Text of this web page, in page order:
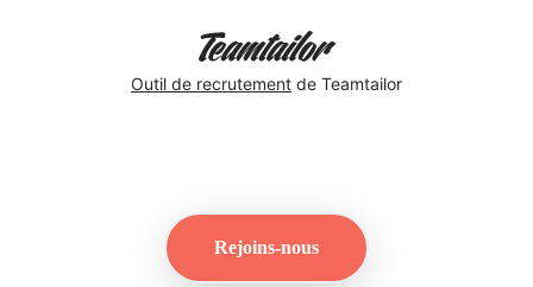
Rejoins-nous
Outil de recrutement de Teamtailor